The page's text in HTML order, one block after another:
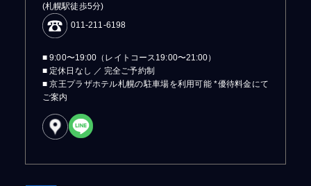
(札幌駅徒歩5分)
011-211-6198
■ 9:00〜19:00（レイトコース19:00〜21:00）
■ 定休日なし ／ 完全ご予約制
■ 京王プラザホテル札幌の駐車場を利用可能 *優待料金にて
ご案内